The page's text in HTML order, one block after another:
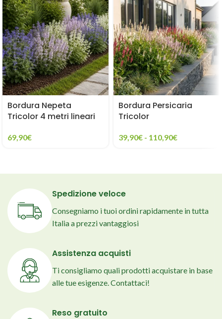
Bordura Nepeta
Tricolor 4 metri lineari
69,90€
Bordura Persicaria
Tricolor
39,90€ - 110,90€
Spedizione veloce
Consegniamo i tuoi ordini rapidamente in tutta
Italia a prezzi vantaggiosi
Assistenza acquisti
Ti consigliamo quali prodotti acquistare in base
alle tue esigenze. Contattaci!
Reso gratuito